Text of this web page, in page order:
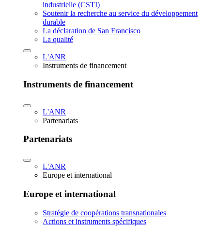
industrielle (CSTI)
Soutenir la recherche au service du développement
durable
La déclaration de San Francisco
La qualité
L'ANR
Instruments de financement
Instruments de financement
L'ANR
Partenariats
Partenariats
L'ANR
Europe et international
Europe et international
Stratégie de coopérations transnationales
Actions et instruments spécifiques